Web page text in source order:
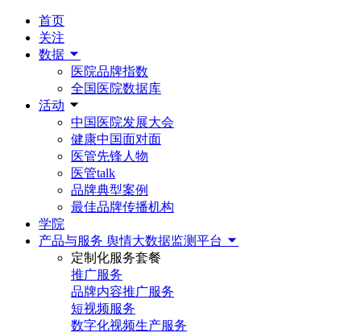
首页
关注
数据
医院品牌指数
全国医院数据库
活动
中国医院发展大会
健康中国面对面
医管先锋人物
医管talk
品牌典型案例
最佳品牌传播机构
学院
产品与服务 舆情大数据监测平台
定制化服务套餐
推广服务
品牌内容推广服务
短视频服务
数字化视频生产服务